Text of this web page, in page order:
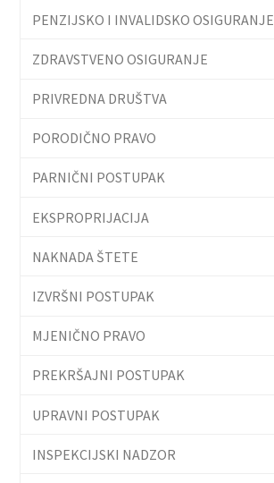
PENZIJSKO I INVALIDSKO OSIGURANJE
ZDRAVSTVENO OSIGURANJE
PRIVREDNA DRUŠTVA
PORODIČNO PRAVO
PARNIČNI POSTUPAK
EKSPROPRIJACIJA
NAKNADA ŠTETE
IZVRŠNI POSTUPAK
MJENIČNO PRAVO
PREKRŠAJNI POSTUPAK
UPRAVNI POSTUPAK
INSPEKCIJSKI NADZOR